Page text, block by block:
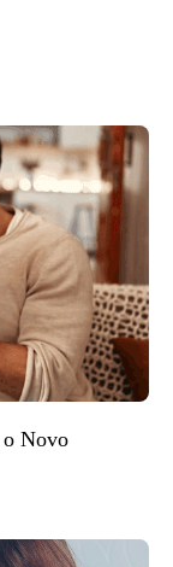
o Novo